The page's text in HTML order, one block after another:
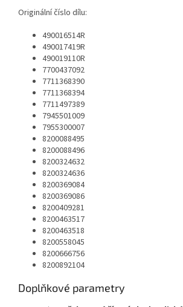
Originální číslo dílu:
490016514R
490017419R
490019110R
7700437092
7711368390
7711368394
7711497389
7945501009
7955300007
8200088495
8200088496
8200324632
8200324636
8200369084
8200369086
8200409281
8200463517
8200463518
8200558045
8200666756
8200892104
Doplňkové parametry